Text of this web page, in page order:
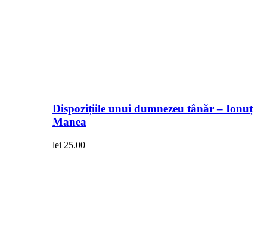
Dispozițiile unui dumnezeu tânăr – Ionuț
Manea
lei 25.00